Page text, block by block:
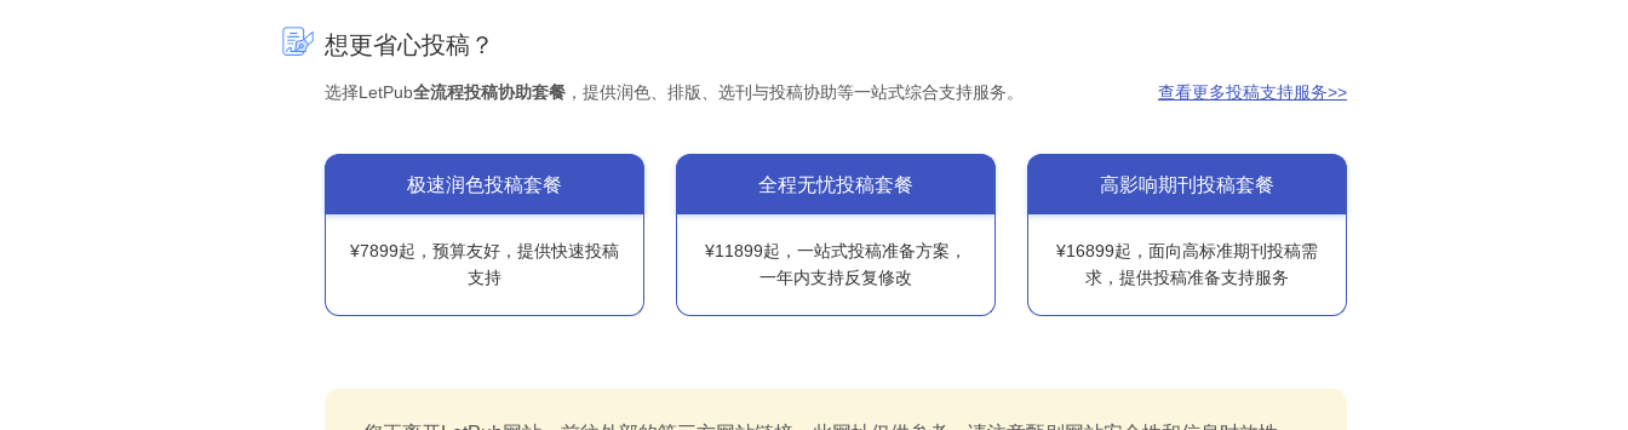
想更省心投稿？
选择LetPub全流程投稿协助套餐 ，提供润色、排版、选刊与投稿协助等一站式综合支持服务。 查看更多投稿支持服务>>
极速润色投稿套餐
¥7899起，预算友好，提供快速投稿
支持
全程无忧投稿套餐
¥11899起，一站式投稿准备方案，
一年内支持反复修改
高影响期刊投稿套餐
¥16899起，面向高标准期刊投稿需
求，提供投稿准备支持服务